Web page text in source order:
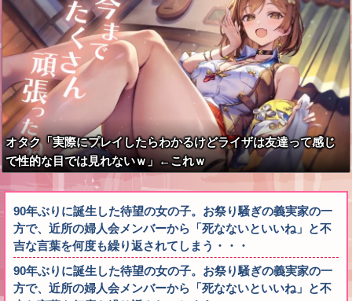
オタク「実際にプレイしたらわかるけどライザは友達って感じ
で性的な目では見れないｗ」←これｗ
90年ぶりに誕生した待望の女の子。お祭り騒ぎの義実家の一
方で、近所の婦人会メンバーから「死なないといいね」と不
吉な言葉を何度も繰り返されてしまう・・・
90年ぶりに誕生した待望の女の子。お祭り騒ぎの義実家の一
方で、近所の婦人会メンバーから「死なないといいね」と不